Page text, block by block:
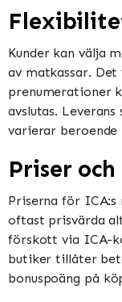
Kunder kan välja
av matkassar. Det
prenumerationer
avslutas.
varierar beroende
Priser
Priserna för ICA:s
oftast prisvärda
förskott via ICA-
butiker tillåter
bonuspoäng på